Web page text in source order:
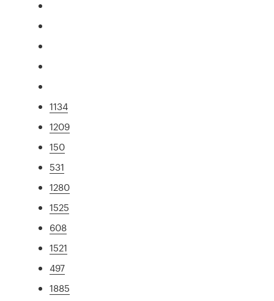
1134
1209
150
531
1280
1525
608
1521
497
1885